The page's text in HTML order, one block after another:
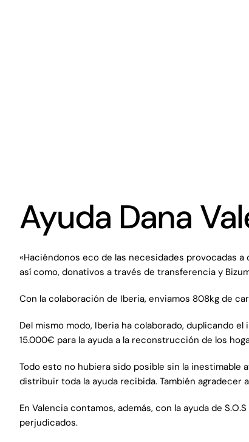
Ayuda Dana
«Haciéndonos eco de las necesidades provocadas
así como, donativos a través de transferencia y
Con la colaboración de Iberia, enviamos 808kg de
Del mismo modo, Iberia ha colaborado, duplicando
15.000€ para la ayuda a la reconstrucción de los
Todo esto no hubiera sido posible sin la inestimable
distribuir toda la ayuda recibida. También agradecer
En Valencia contamos, además, con la ayuda de
perjudicados.